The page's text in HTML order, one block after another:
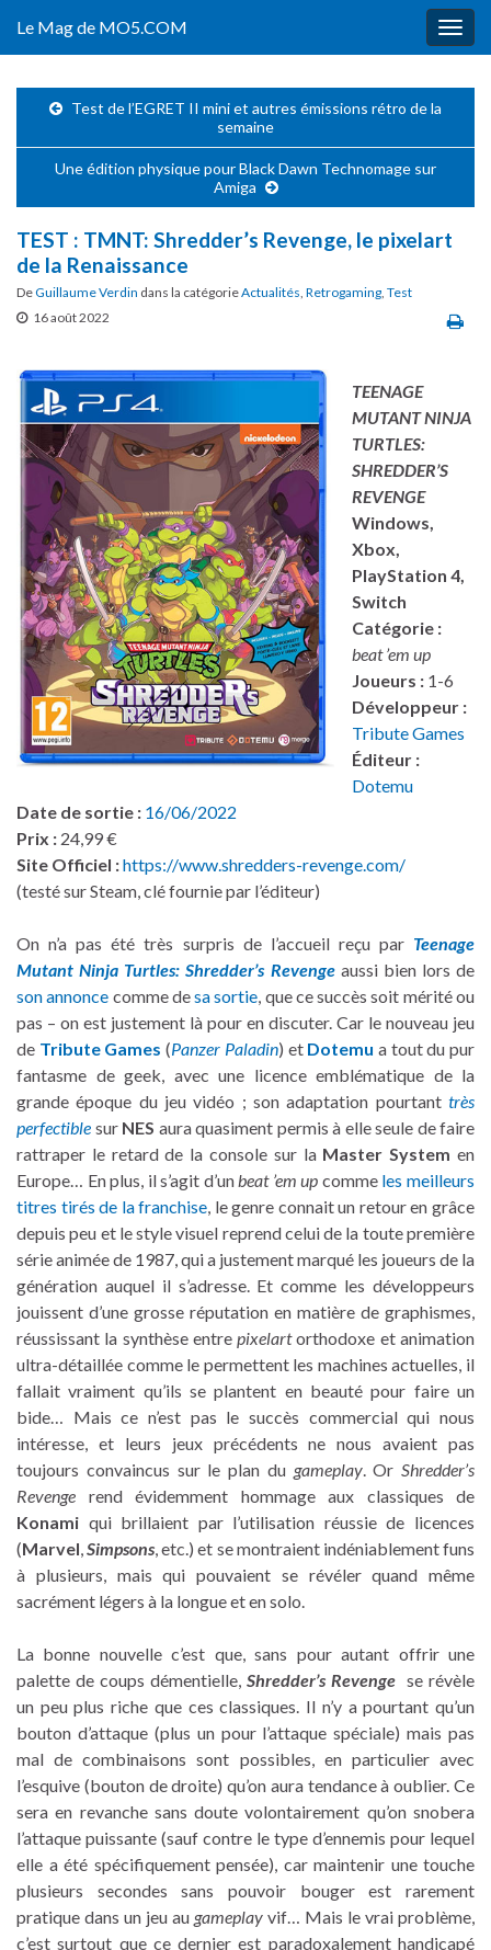
Le Mag de MO5.COM
Test de l’EGRET II mini et autres émissions rétro de la
semaine
Une édition physique pour Black Dawn Technomage sur
Amiga
TEST : TMNT: Shredder’s Revenge, le pixelart
de la Renaissance
DeGuillaume Verdin dans la catégorieActualités, Retrogaming, Test
16 août 2022
TEENAGE
MUTANT NINJA
TURTLES:
SHREDDER’S
REVENGE
Windows,
Xbox,
PlayStation 4,
Switch
Catégorie :
beat ’em up
Joueurs : 1-6
Développeur :
Tribute Games
Éditeur :
Dotemu
Date de sortie : 16/06/2022
Prix : 24,99 €
Site Officiel :https://www.shredders-revenge.com/
(testé sur Steam, clé fournie par l’éditeur)
On n’a pas été très surpris de l’accueil reçu par Teenage
Mutant Ninja Turtles: Shredder’s Revengeaussi bien lors de
son annonce comme desa sortie, que ce succès soit mérité ou
pas – on est justement là pour en discuter. Car le nouveau jeu
de Tribute Games (Panzer Paladin) et Dotemu a tout du pur
fantasme de geek, avec une licence emblématique de la
grande époque du jeu vidéo ; son adaptation pourtant très
perfectible sur NES aura quasiment permis à elle seule de faire
rattraper le retard de la console sur la Master System en
Europe… En plus, il s’agit d’unbeat ’em up comme les meilleurs
titres tirés de la franchise, le genre connait un retour en grâce
depuis peu et le style visuel reprend celui de la toute première
série animée de 1987, qui a justement marqué les joueurs de la
génération auquel il s’adresse. Et comme les développeurs
jouissent d’une grosse réputation en matière de graphismes,
réussissant la synthèse entrepixelartorthodoxe et animation
ultra-détaillée comme le permettent les machines actuelles, il
fallait vraiment qu’ils se plantent en beauté pour faire un
bide… Mais ce n’est pas le succès commercial qui nous
intéresse, et leurs jeux précédents ne nous avaient pas
toujours convaincus sur le plan du gameplay. Or Shredder’s
Revenge rend évidemment hommage aux classiques de
Konami qui brillaient par l’utilisation réussie de licences
(Marvel,Simpsons, etc.) et se montraient indéniablement funs
à plusieurs, mais qui pouvaient se révéler quand même
sacrément légers à la longue et en solo.
La bonne nouvelle c’est que, sans pour autant offrir une
palette de coups démentielle, Shredder’s Revenge se révèle
un peu plus riche que ces classiques. Il n’y a pourtant qu’un
bouton d’attaque (plus un pour l’attaque spéciale) mais pas
mal de combinaisons sont possibles, en particulier avec
l’esquive (bouton de droite) qu’on aura tendance à oublier. Ce
sera en revanche sans doute volontairement qu’on snobera
l’attaque puissante (sauf contre le type d’ennemis pour lequel
elle a été spécifiquement pensée), car maintenir une touche
plusieurs secondes sans pouvoir bouger est rarement
pratique dans un jeu au gameplay vif… Mais le vrai problème,
c’est surtout que ce dernier est paradoxalement handicapé